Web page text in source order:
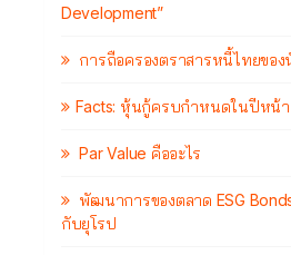
Development”
การถือครองตราสารหนี้ไทยขอ
Facts: หุ้นกู้ครบกำหนดในปีหน้า
Par Value คืออะไร
พัฒนาการของตลาด ESG
กับยุโรป